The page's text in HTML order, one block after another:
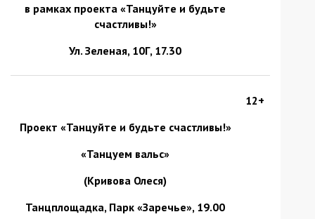
в рамках проекта «Танцуйте и будьте
счастливы!»
Ул. Зеленая, 10Г, 17.30
Проект «Танцуйте и будьте счастливы!»
«Танцуем вальс»
(Кривова Олеся)
Танцплощадка, Парк «Заречье», 19.00
12+